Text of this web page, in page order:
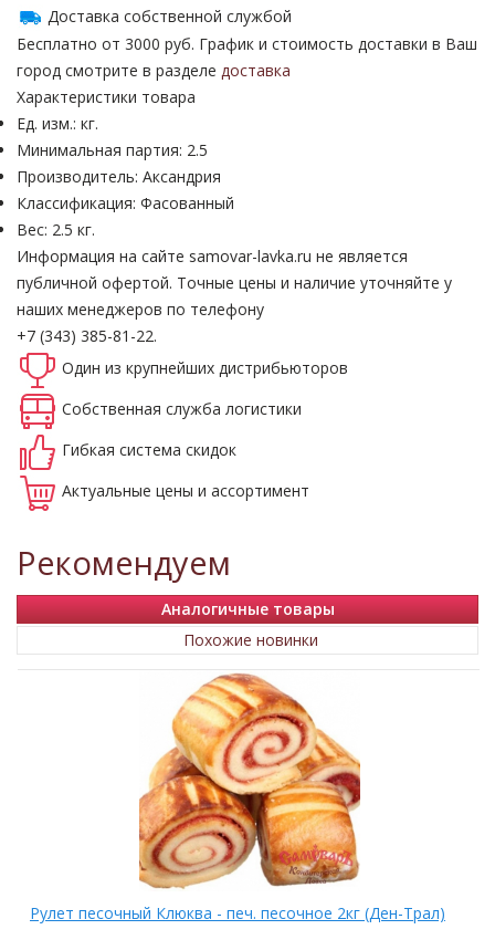
Доставка собственной службой
Бесплатно от 3000 руб. График и стоимость доставки в Ваш
город смотрите в разделе доставка
Характеристики товара
Ед. изм.: кг.
Минимальная партия: 2.5
Производитель: Аксандрия
Классификация: Фасованный
Вес: 2.5 кг.
Информация на сайте samovar-lavka.ru не является
публичной офертой. Точные цены и наличие уточняйте у
наших менеджеров по телефону
+7 (343) 385-81-22.
Один из крупнейших дистрибьюторов
Собственная служба логистики
Гибкая система скидок
Актуальные цены и ассортимент
Рекомендуем
Аналогичные товары
Похожие новинки
Рулет песочный Клюква - печ. песочное 2кг (Ден-Трал)